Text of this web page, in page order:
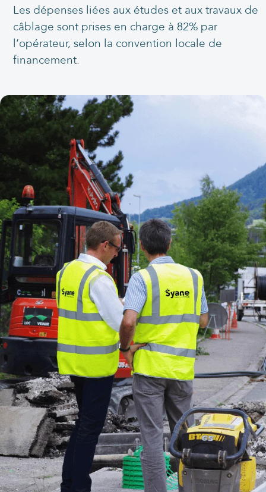
Les dépenses liées aux études et aux travaux de
câblage sont prises en charge à 82% par
l’opérateur, selon la convention locale de
financement.